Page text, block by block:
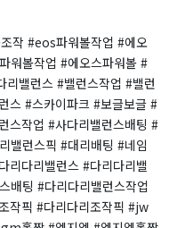
작 #eos파워볼작업 #에오
워볼작업 #에오스파워볼 #
밸런스 #밸런스작업 #밸런
스 #스카이파크 #보글보글 #
스작업 #사다리밸런스배팅 #
밸런스픽 #대리배팅 #네임
리다리밸런스 #다리다리밸
배팅 #다리다리밸런스작업
작픽 #다리다리조작픽 #jw